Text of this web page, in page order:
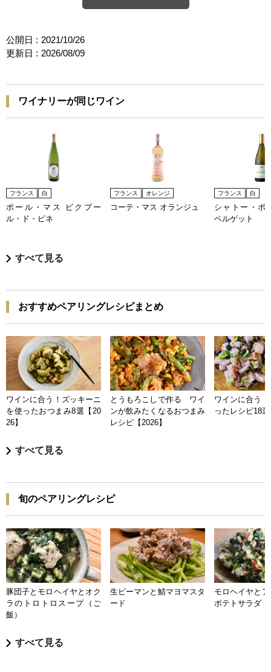
公開日 : 2021/10/26
更新日 : 2026/08/09
ワイナリーが同じワイン
フランス 白
ポール・マス ピクプー
ル・ド・ピネ
フランス オレンジ
コーテ・マス オランジュ
フランス 白
シャトー・ポ
ベルゲット
すべて見る
おすすめペアリングレシピまとめ
ワインに合う！ズッキーニ
を使ったおつまみ8選【20
26】
とうもろこしで作る ワイ
ンが飲みたくなるおつまみ
レシピ【2026】
ワインに合う
ったレシピ18
すべて見る
旬のペアリングレシピ
豚団子とモロヘイヤとオク
ラのトロトロスープ（ご
飯）
生ピーマンと鯖マヨマスタ
ード
モロヘイヤと
ポテトサラダ
すべて見る